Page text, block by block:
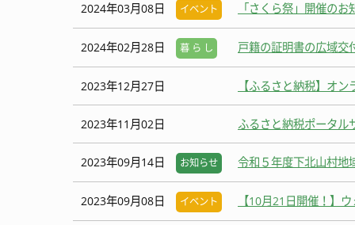
2024年03月08日 イベント 「さくら祭」開催のお
2024年02月28日 暮 ら し 戸籍の証明書の広域交
2023年12月27日 【ふるさと納税】オ
2023年11月02日 ふるさと納税ポータル
2023年09月14日 お知らせ 令和５年度下北山村地
2023年09月08日 イベント 【10月21日開催！】